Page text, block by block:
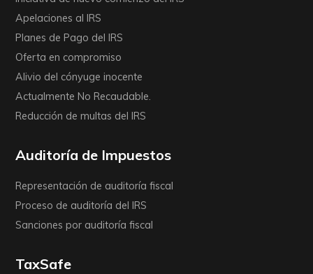
Apelaciones al IRS
Planes de Pago del IRS
Oferta en compromiso
Alivio del cónyuge inocente
Actualmente No Recaudable.
Reducción de multas del IRS
Auditoría de Impuestos
Representación de auditoría fiscal
Proceso de auditoría del IRS
Sanciones por auditoría fiscal
TaxSafe